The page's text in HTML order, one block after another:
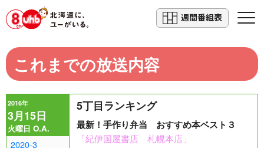
週間番組表
これまでの放送内容
2016年
3月15日
火曜日 O.A.
2020-3
5丁目ランキング
最新！手作り弁当 おすすめ本ベスト３
「紀伊国屋書店 札幌本店」